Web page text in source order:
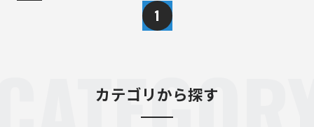
1
カテゴリから探す